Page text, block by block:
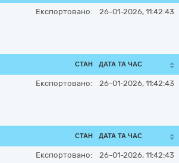
Експортовано: 26-01-2026, 11:42:43
СТАН ДАТА ТА ЧАС
Експортовано: 26-01-2026, 11:42:43
СТАН ДАТА ТА ЧАС
Експортовано: 26-01-2026, 11:42:43